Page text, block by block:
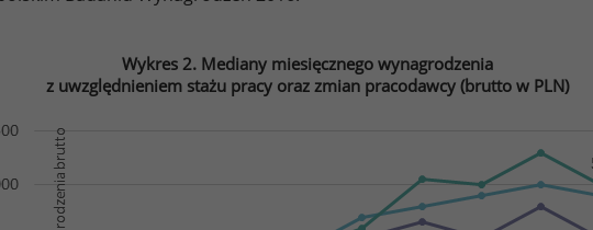
Wykres 2. Mediany miesięcznego wynagrodzenia
z uwzględnieniem stażu pracy oraz zmian pracodawcy (brutto w PLN)